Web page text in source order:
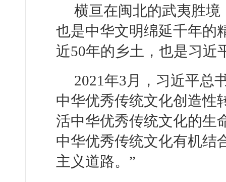
横亘在闽北的武夷胜
也是中华文明绵延千年的
近50年的乡土，也是习近
2021年3月，习近平总
中华优秀传统文化创造性
活中华优秀传统文化的生
中华优秀传统文化有机结
主义道路。”